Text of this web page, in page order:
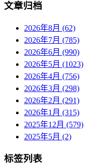
文章归档
2026年8月 (62)
2026年7月 (785)
2026年6月 (990)
2026年5月 (1023)
2026年4月 (756)
2026年3月 (298)
2026年2月 (291)
2026年1月 (315)
2025年12月 (579)
2025年5月 (2)
标签列表